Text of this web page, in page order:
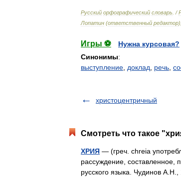
Русский орфографический словарь . /
Лопатин (ответственный редактор),
Игры ⚽
Нужна курсовая?
Синонимы:
выступление доклад речь
христоцентричный
Смотреть что такое
ХРИЯ — (греч. chreia
рассуждение, составленное,
русского языка. Чудинов